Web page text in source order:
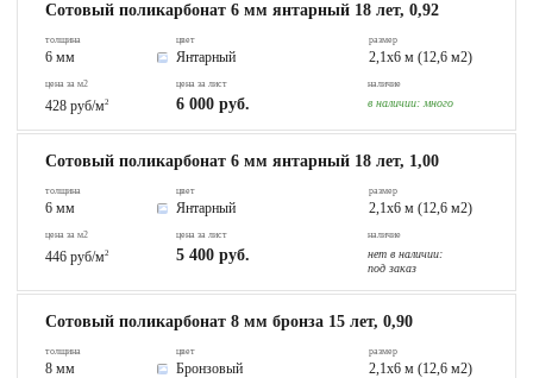
Сотовый поликарбонат 6 мм янтарный 18 лет, 0,92
толщина
6 мм
цвет
Янтарный
размер
2,1х6 м (12,6 м2)
цена за м2
428 руб/м2
цена за лист
6 000 руб.
наличие
в наличии: много
Сотовый поликарбонат 6 мм янтарный 18 лет, 1,00
толщина
6 мм
цвет
Янтарный
размер
2,1х6 м (12,6 м2)
цена за м2
446 руб/м2
цена за лист
5 400 руб.
наличие
нет в наличии:
под заказ
Сотовый поликарбонат 8 мм бронза 15 лет, 0,90
толщина
8 мм
цвет
Бронзовый
размер
2,1х6 м (12,6 м2)